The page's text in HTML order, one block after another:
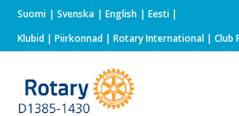
Suomi Svenska English
Eesti
Klubid |Piirkonnad |Rotary International | Club